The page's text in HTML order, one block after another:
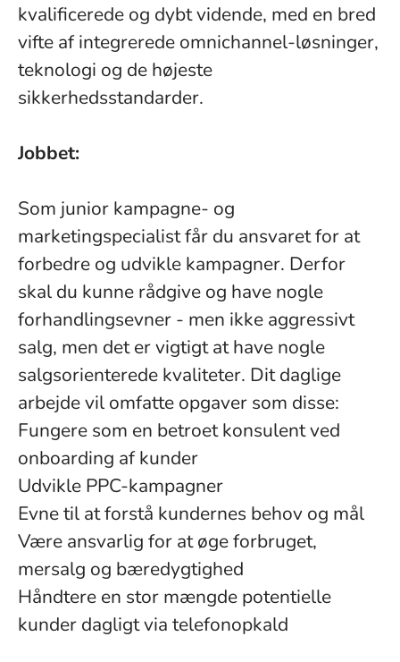
kvalificerede og dybt vidende, med en bred
vifte af integrerede omnichannel-løsninger,
teknologi og de højeste
sikkerhedsstandarder.
Jobbet:
Som junior kampagne- og
marketingspecialist får du ansvaret for at
forbedre og udvikle kampagner. Derfor
skal du kunne rådgive og have nogle
forhandlingsevner - men ikke aggressivt
salg, men det er vigtigt at have nogle
salgsorienterede kvaliteter. Dit daglige
arbejde vil omfatte opgaver som disse:
Fungere som en betroet konsulent ved
onboarding af kunder
Udvikle PPC-kampagner
Evne til at forstå kundernes behov og mål
Være ansvarlig for at øge forbruget,
mersalg og bæredygtighed
Håndtere en stor mængde potentielle
kunder dagligt via telefonopkald